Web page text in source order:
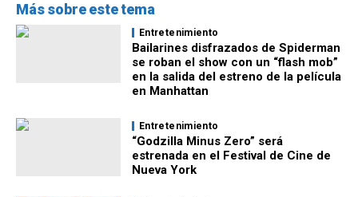
Más sobre este tema
Entretenimiento
Bailarines disfrazados de Spiderman
se roban el show con un “flash mob”
en la salida del estreno de la película
en Manhattan
Entretenimiento
“Godzilla Minus Zero” será
estrenada en el Festival de Cine de
Nueva York